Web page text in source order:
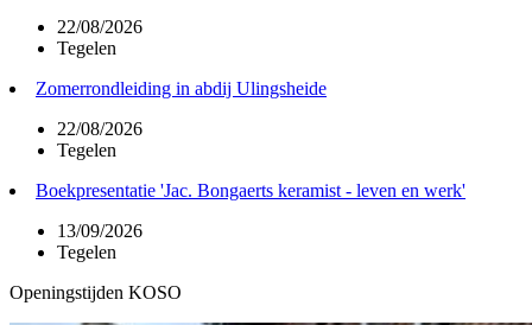
22/08/2026
Tegelen
Zomerrondleiding in abdij Ulingsheide
22/08/2026
Tegelen
Boekpresentatie 'Jac. Bongaerts keramist - leven en werk'
13/09/2026
Tegelen
Openingstijden KOSO